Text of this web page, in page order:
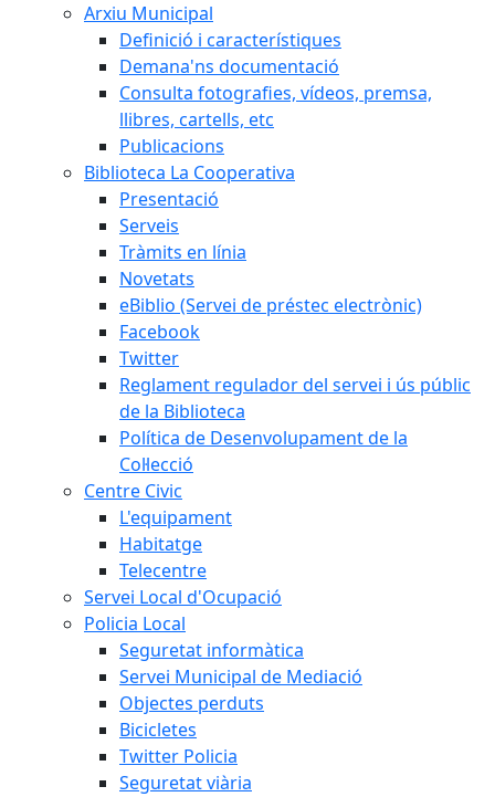
Arxiu Municipal
Definició i característiques
Demana'ns documentació
Consulta fotografies, vídeos, premsa,
llibres, cartells, etc
Publicacions
Biblioteca La Cooperativa
Presentació
Serveis
Tràmits en línia
Novetats
eBiblio (Servei de préstec electrònic)
Facebook
Twitter
Reglament regulador del servei i ús públic
de la Biblioteca
Política de Desenvolupament de la
Col·lecció
Centre Civic
L'equipament
Habitatge
Telecentre
Servei Local d'Ocupació
Policia Local
Seguretat informàtica
Servei Municipal de Mediació
Objectes perduts
Bicicletes
Twitter Policia
Seguretat viària